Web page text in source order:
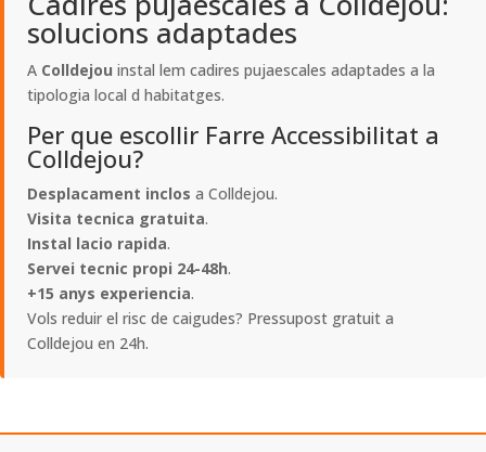
solucions adaptades
A Colldejou instal lem cadires pujaescales adaptades a la
tipologia local d habitatges.
Per que escollir Farre Accessibilitat a
Colldejou?
Desplacament inclos a Colldejou.
Visita tecnica gratuita.
Instal lacio rapida.
Servei tecnic propi 24-48h.
+15 anys experiencia.
Vols reduir el risc de caigudes? Pressupost gratuit a
Colldejou en 24h.